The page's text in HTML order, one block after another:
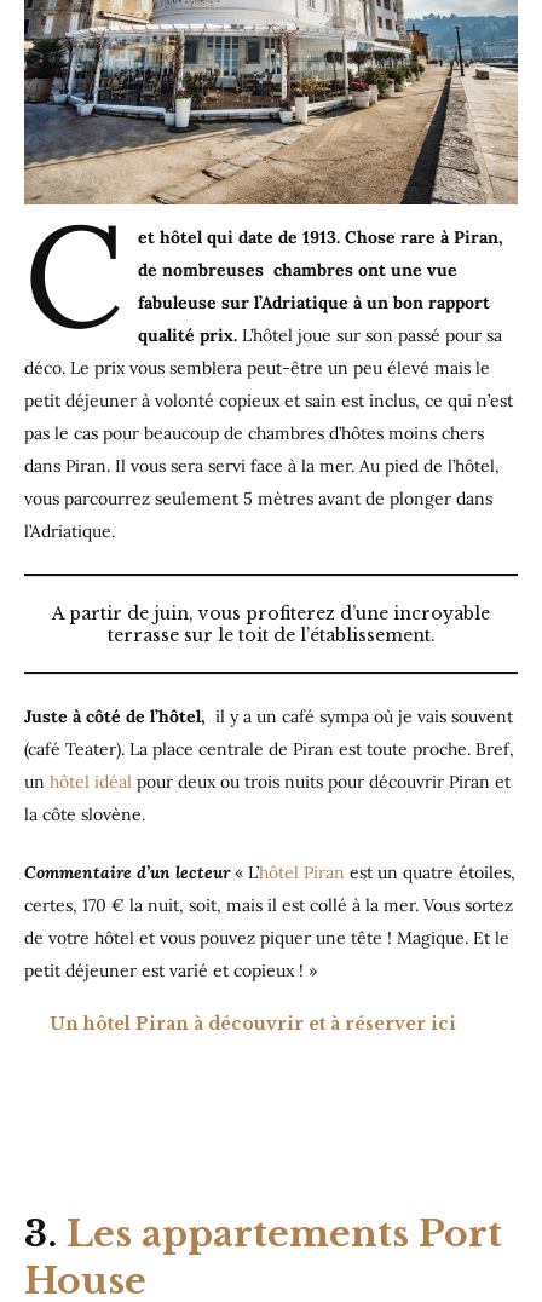
C
et hôtel qui date de 1913. Chose rare à Piran,
de nombreuses chambres ont une vue
fabuleuse sur l’Adriatique à un bon rapport
qualité prix.L’hôtel joue sur son passé pour sa
déco. Le prix vous semblera peut-être un peu élevé mais le
petit déjeuner à volonté copieux et sain est inclus, ce qui n’est
pas le cas pour beaucoup de chambres d’hôtes moins chers
dans Piran. Il vous sera servi face à la mer. Au pied de l’hôtel,
vous parcourrez seulement 5 mètres avant de plonger dans
l’Adriatique.
A partir de juin, vous profiterez d’une incroyable
terrasse sur le toit de l’établissement.
Juste à côté de l’hôtel, il y a un café sympa où je vais souvent
(café Teater). La place centrale de Piran est toute proche. Bref,
un hôtel idéal pour deux ou trois nuits pour découvrir Piran et
la côte slovène.
Commentaire d’un lecteur« L’hôtel Piran est un quatre étoiles,
certes, 170 € la nuit, soit, mais il est collé à la mer. Vous sortez
de votre hôtel et vous pouvez piquer une tête ! Magique. Et le
petit déjeuner est varié et copieux ! »
Un hôtel Piran à découvrir et à réserver ici
3. Les appartements Port
House